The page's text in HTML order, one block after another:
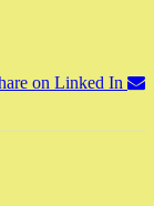
on Linked In